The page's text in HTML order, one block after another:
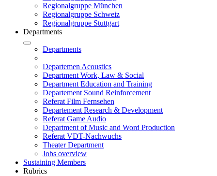
Regionalgruppe München
Regionalgruppe Schweiz
Regionalgruppe Stuttgart
Departments
Departments
Departemen Acoustics
Department Work, Law & Social
Department Education and Training
Departement Sound Reinforcement
Referat Film Fernsehen
Departement Research & Development
Referat Game Audio
Department of Music and Word Production
Referat VDT-Nachwuchs
Theater Department
Jobs overview
Sustaining Members
Rubrics